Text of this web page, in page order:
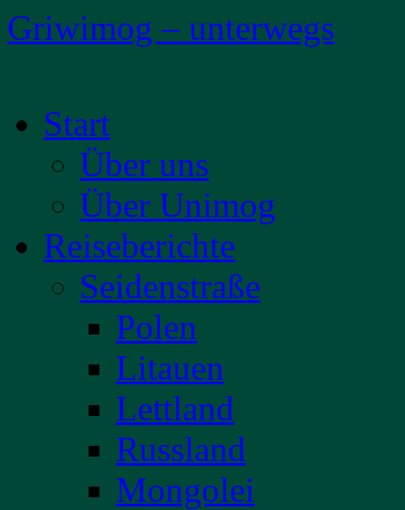
Griwimog – unterwegs
Inhalt
springenStart
Über uns
Über Unimog
Reiseberichte
Seidenstraße
Polen
Litauen
Lettland
Russland
Mongolei